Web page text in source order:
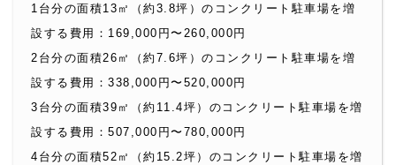
1台分の面積13㎡（約3.8坪）のコンクリート駐車場を増
設する費用：169,000円〜260,000円
2台分の面積26㎡（約7.6坪）のコンクリート駐車場を増
設する費用：338,000円〜520,000円
3台分の面積39㎡（約11.4坪）のコンクリート駐車場を増
設する費用：507,000円〜780,000円
4台分の面積52㎡（約15.2坪）のコンクリート駐車場を増